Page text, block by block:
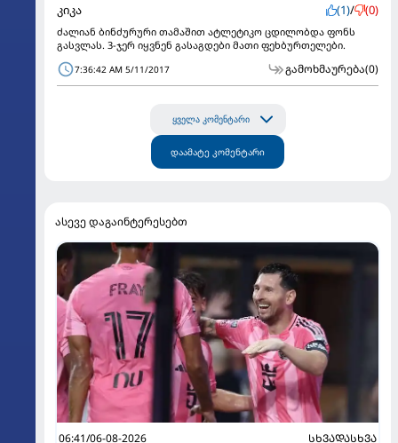
კიკა (1)/ (0)
ძალიან ბინძურური თამაშით ატლეტიკო ცდილობდა ფონს
გასვლას. 3-ჯერ იყვნენ გასაგდები მათი ფეხბურთელები.
7:36:42 AM 5/11/2017 გამოხმაურება(0)
ყველა კომენტარი
დაამატე კომენტარი
ასევე დაგაინტერესებთ
06:41/06-08-2026
ᲡᲮᲕᲐᲓᲐᲡᲮᲕᲐ